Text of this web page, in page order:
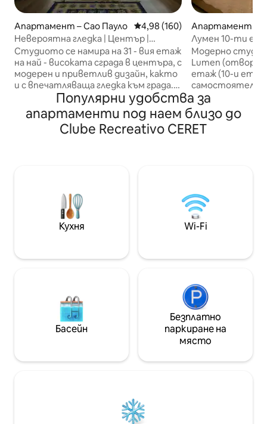
Апартамент – Сао Пауло Средна оценка: 4,98 от 5,
4,98 (160)
Невероятна гледка | Център |
Дизайнерско студио | 31-ви етаж
Студиото се намира на 31 - вия етаж
на най - високата сграда в центъра, с
модерен и приветлив дизайн, както
и с впечатляваща гледка към града.
От прозореца можете да се
възхитите на долината Анхангабау,
историческия център, антените на
Ав. Паулиста: един от най-
- инчов телевизор с приложения,
кухня, оборудвана с основни прибори,
готварски плот (1 уста),
микровълнова печка и минибар.
Апартамент –
Лумен 10-ти
Климатик
Модерно
Lumen (отворен
етаж (10-и
денонощна охрана. Той има
и функционален
обзаведен и
Franco, с лесен
ресторанти и
транспорт. На
магазин Anália
Популярни удобства за
апартаменти под наем близо до
Clube Recreativo CERET
Кухня Wi-Fi
Басейн
Безплатно
паркиране на
място